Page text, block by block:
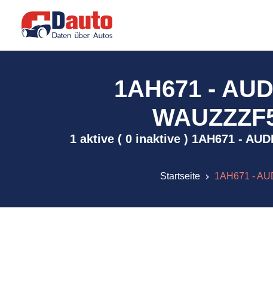
1AH671 -
1 aktive ( 0 inaktive ) 1AH671 -
Startseite 1AH671 -